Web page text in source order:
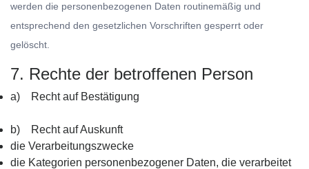
werden die personenbezogenen Daten routinemäßig und
entsprechend den gesetzlichen Vorschriften gesperrt oder
gelöscht.
7. Rechte der betroffenen Person
a) Recht auf Bestätigung
b) Recht auf Auskunft
die Verarbeitungszwecke
die Kategorien personenbezogener Daten, die verarbeitet